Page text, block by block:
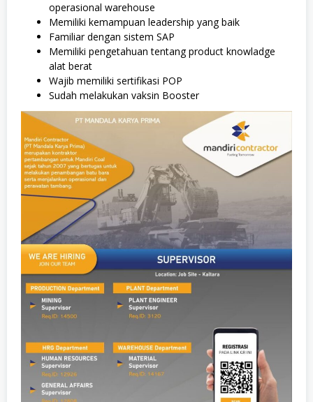
operasional warehouse
Memiliki kemampuan leadership yang baik
Familiar dengan sistem SAP
Memiliki pengetahuan tentang product knowladge
alat berat
Wajib memiliki sertifikasi POP
Sudah melakukan vaksin Booster